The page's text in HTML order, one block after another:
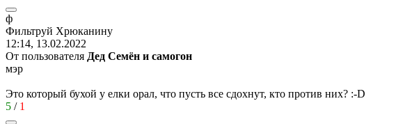
ф
Фильтруй Хрюканину
12:14, 13.02.2022
От пользователя Дед Семён и самогон
мэр
Это который бухой у елки орал, что пусть все сдохнут, кто против них? :-D
5 / 1